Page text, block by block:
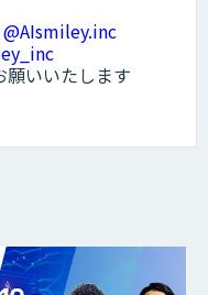
@AIsmiley.inc
願いいたします